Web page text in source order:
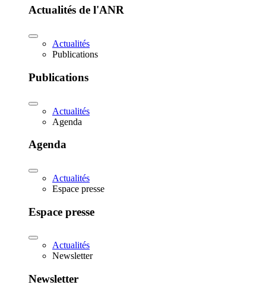
Actualités de l'ANR
Actualités
Publications
Publications
Actualités
Agenda
Agenda
Actualités
Espace presse
Espace presse
Actualités
Newsletter
Newsletter